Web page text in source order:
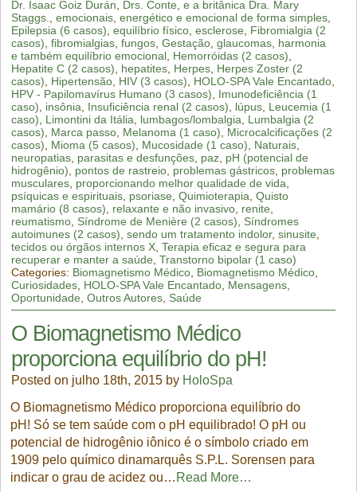
Dr. Isaac Goiz Durán
Drs. Conte e a britânica Dra. Mary
Staggs.
emocionais, energético e emocional de forma simples,
Epilepsia (6 casos) equilíbrio físico, esclerose
Fibromialgia (2
casos) fibromialgias, fungos, Gestação, glaucomas, harmonia
e também equilíbrio emocional, Hemorróidas (2 casos)
Hepatite C (2 casos)
hepatites, Herpes, Herpes Zoster (2
casos)
Hipertensão, HIV (3 casos) HOLO-SPA Vale Encantado,
HPV - Papilomavírus Humano (3 casos)
Imunodeficiência (1
caso)
insônia Insuficiência renal (2 casos) lúpus, Leucemia (1
caso)
Limontini da Itália lumbagos/lombalgia
Lumbalgia (2
casos)
Marca passo, Melanoma (1 caso)
Microcalcificações (2
casos)
Mioma (5 casos) Mucosidade (1 caso) Naturais,
neuropatias, parasitas e desfunções, paz, pH (potencial de
hidrogênio)
pontos de rastreio, problemas gástricos, problemas
musculares, proporcionando melhor qualidade de vida
psíquicas e espirituais, psoriase Quimioterapia Quisto
mamário (8 casos)
relaxante e não invasivo, renite
reumatismo, Síndrome de Menière (2 casos)
Síndromes
autoimunes (2 casos) sendo um tratamento indolor, sinusite
tecidos ou órgãos internos X, Terapia eficaz e segura para
recuperar e manter a saúde Transtorno bipolar (1 caso)
Categories: Biomagnetismo Médico, Biomagnetismo Médico,
Curiosidades, HOLO-SPA Vale Encantado, Mensagens,
Oportunidade Outros Autores, Saúde
O Biomagnetismo Médico
proporciona equilíbrio do pH!
Posted on julho 18th, 2015 by HoloSpa
O Biomagnetismo Médico proporciona equilíbrio do
pH! Só se tem saúde com o pH equilibrado! O pH ou
potencial de hidrogênio iônico é o símbolo criado em
1909 pelo químico dinamarquês S.P.L. Sorensen para
indicar o grau de acidez ou… Read More…